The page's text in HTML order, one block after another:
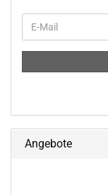
ZUR
E-
Mail
Angebote